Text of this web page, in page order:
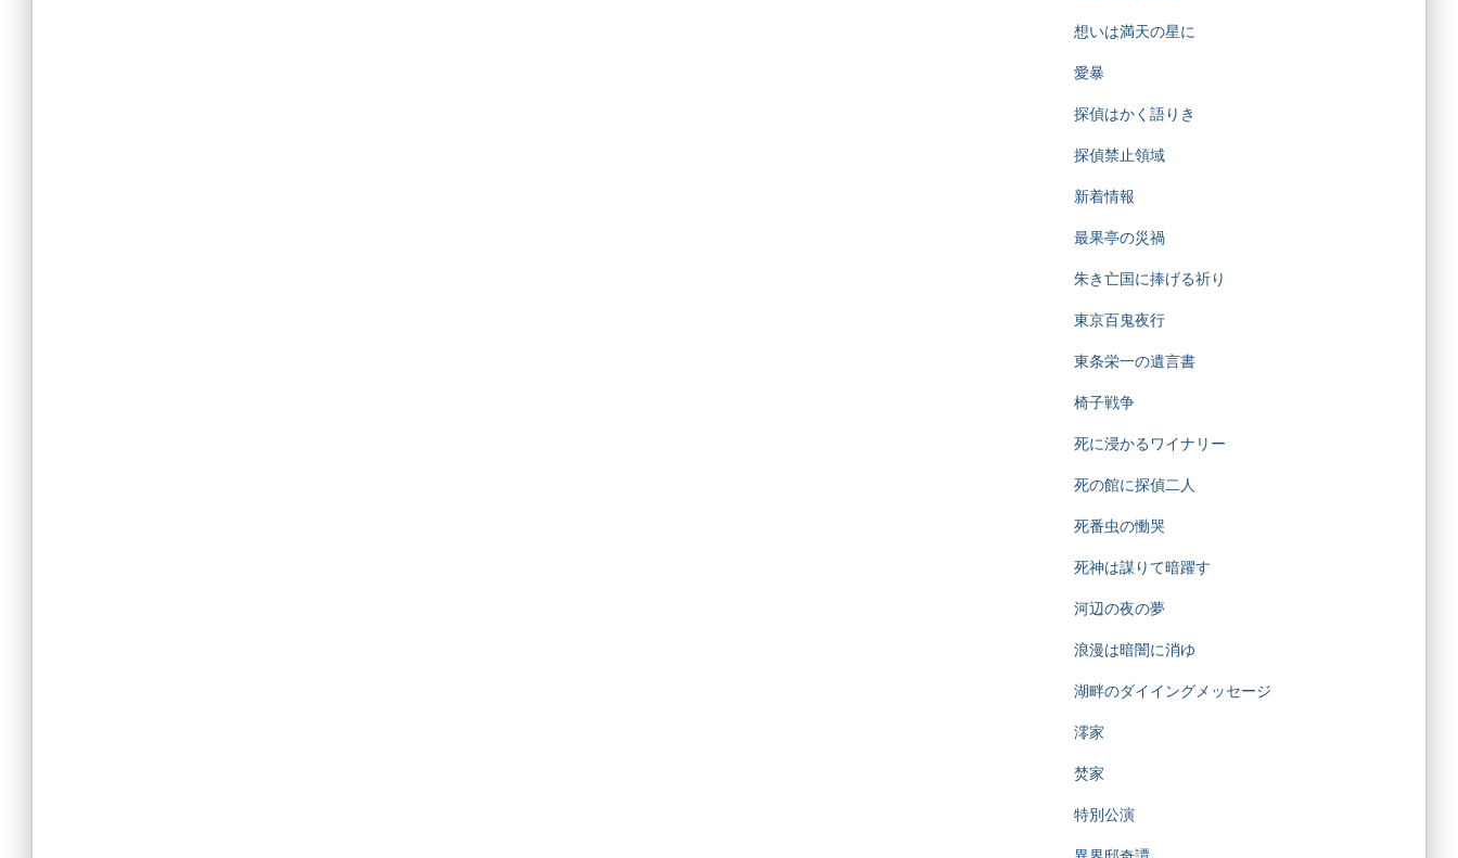
想いは満天の星に
愛暴
探偵はかく語りき
探偵禁止領域
新着情報
最果亭の災禍
朱き亡国に捧げる祈り
東京百鬼夜行
東条栄一の遺言書
椅子戦争
死に浸かるワイナリー
死の館に探偵二人
死番虫の慟哭
死神は謀りて暗躍す
河辺の夜の夢
浪漫は暗闇に消ゆ
湖畔のダイイングメッセージ
澪家
焚家
特別公演